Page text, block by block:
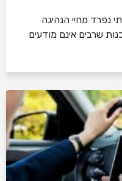
נפרד מחיי הנהיגה
שרבים אינם מודעים